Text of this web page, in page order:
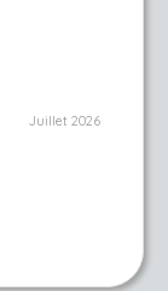
Juillet 2026